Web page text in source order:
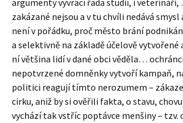
argumenty vyvrací řada studií, i
zakázané nejsou a v tu chvíli nedává
není v pořádku, proč město brání
a selektivně na základě účelově vytvořené
ní většina lidí v dané obci věděla…
nepotvrzené domněnky vytvoří kampaň,
politici reagují tímto nerozumem –
cirku, aniž by si ověřili fakta, o stavu,
vychází tak vstříc poptávce menšiny – tzv.